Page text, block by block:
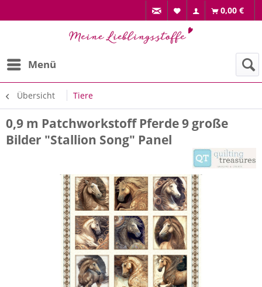
0,00 €
Menü
Übersicht Tiere
0,9 m Patchworkstoff Pferde 9 große
Bilder "Stallion Song" Panel